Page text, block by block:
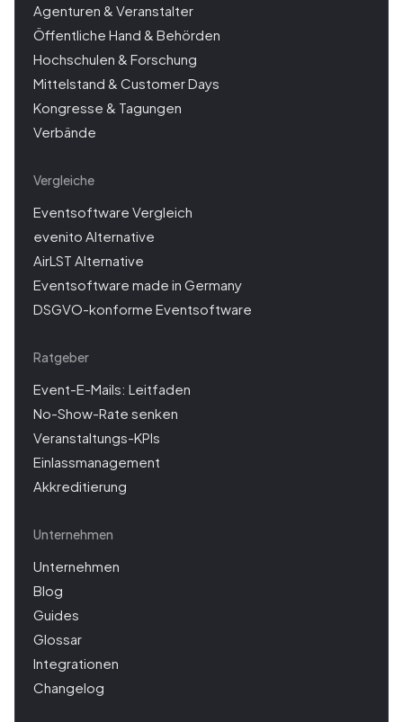
Agenturen & Veranstalter
Öffentliche Hand & Behörden
Hochschulen & Forschung
Mittelstand & Customer Days
Kongresse & Tagungen
Verbände
Vergleiche
Eventsoftware Vergleich
evenito Alternative
AirLST Alternative
Eventsoftware made in Germany
DSGVO-konforme Eventsoftware
Ratgeber
Event-E-Mails: Leitfaden
No-Show-Rate senken
Veranstaltungs-KPIs
Einlassmanagement
Akkreditierung
Unternehmen
Unternehmen
Blog
Guides
Glossar
Integrationen
Changelog